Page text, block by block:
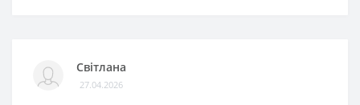
Світлана
27.04.2026